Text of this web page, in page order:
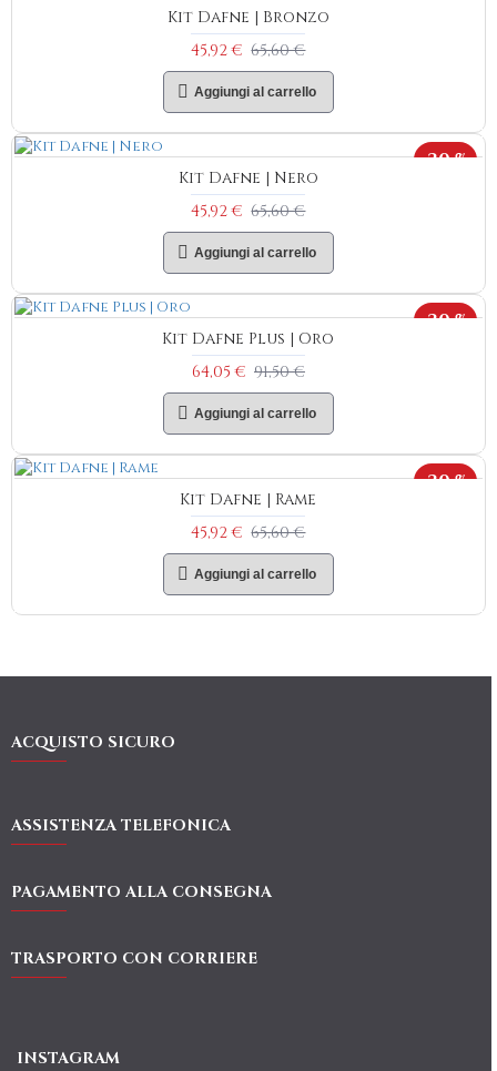
Kit Dafne | Bronzo
45,92 € 65,60 €
Aggiungi al carrello
-30 %
Kit Dafne | Nero
45,92 € 65,60 €
Aggiungi al carrello
-30 %
Kit Dafne Plus | Oro
64,05 € 91,50 €
Aggiungi al carrello
-30 %
Kit Dafne | Rame
45,92 € 65,60 €
Aggiungi al carrello
ACQUISTO SICURO
ASSISTENZA TELEFONICA
PAGAMENTO ALLA CONSEGNA
TRASPORTO CON CORRIERE
INSTAGRAM